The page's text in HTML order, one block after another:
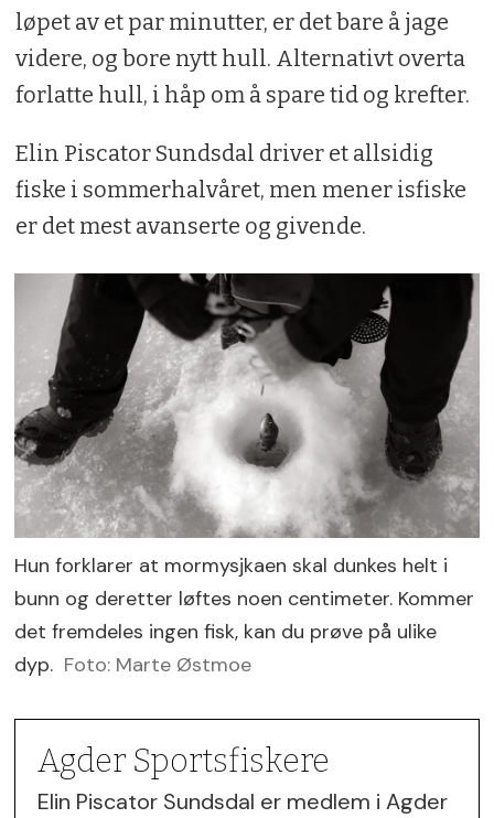
løpet av et par minutter, er det bare å jage
videre, og bore nytt hull. Alternativt overta
forlatte hull, i håp om å spare tid og krefter.
Elin Piscator Sundsdal driver et allsidig
fiske i sommerhalvåret, men mener isfiske
er det mest avanserte og givende.
Hun forklarer at mormysjkaen skal dunkes helt i
bunn og deretter løftes noen centimeter. Kommer
det fremdeles ingen fisk, kan du prøve på ulike
dyp. Foto: Marte Østmoe
Agder Sportsfiskere
Elin Piscator Sundsdal er medlem i Agder